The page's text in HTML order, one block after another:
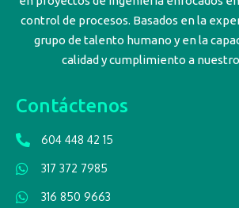
control de procesos. Basados en la
grupo de talento humano y en la
calidad y cumplimiento a
Contáctenos
604 448 42 15
317 372 7985
316 850 9663